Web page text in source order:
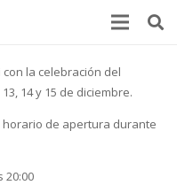
la celebración del
14 y 15 de diciembre.
horario de apertura durante
20:00